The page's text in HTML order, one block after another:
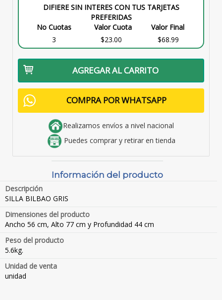
DIFIERE SIN INTERES CON TUS TARJETAS
PREFERIDAS
No Cuotas
Valor Cuota
Valor Final
3
$23.00 $68.99
AGREGAR AL CARRITO
COMPRA POR WHATSAPP
Realizamos envíos a nivel nacional
Puedes comprar y retirar en tienda
Información del producto
Descripción
SILLA BILBAO GRIS
Dimensiones del producto
Ancho 56 cm, Alto 77 cm y Profundidad 44 cm
Peso del producto
5.6kg.
Unidad de venta
unidad